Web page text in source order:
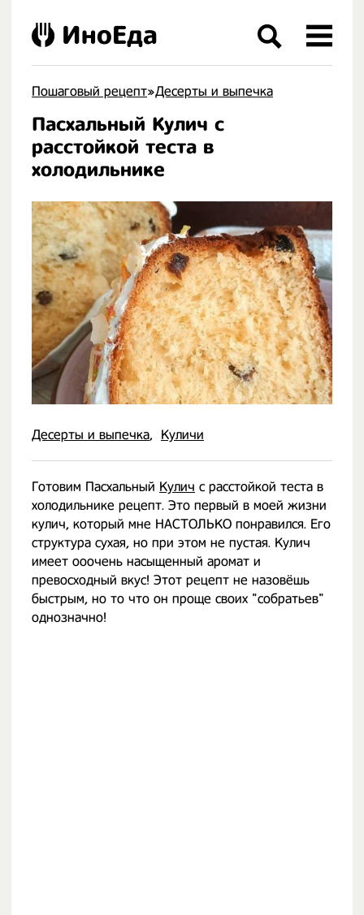
Пошаговый рецепт»Десерты и выпечка
Пасхальный Кулич с
расстойкой теста в
холодильнике
Десерты и выпечка Куличи
Готовим Пасхальный Кулич с расстойкой теста в
холодильнике рецепт. Это первый в моей жизни
кулич, который мне НАСТОЛЬКО понравился. Его
структура сухая, но при этом не пустая. Кулич
имеет ооочень насыщенный аромат и
превосходный вкус! Этот рецепт не назовёшь
быстрым, но то что он проще своих "собратьев"
однозначно!
ИноЕда